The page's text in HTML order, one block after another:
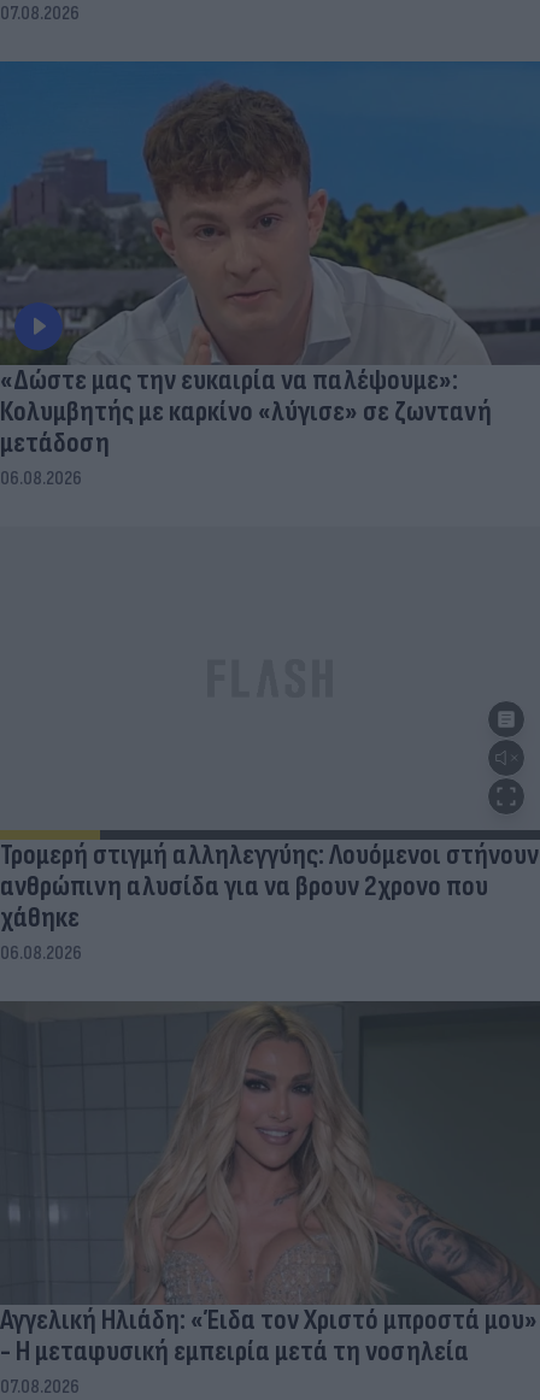
07.08.2026
«Δώστε μας την ευκαιρία να παλέψουμε»:
Κολυμβητής με καρκίνο «λύγισε» σε ζωντανή
μετάδοση
06.08.2026
Τρομερή στιγμή αλληλεγγύης: Λουόμενοι στήνουν
ανθρώπινη αλυσίδα για να βρουν 2χρονο που
χάθηκε
06.08.2026
Αγγελική Ηλιάδη: «Έιδα τον Χριστό μπροστά μου»
- Η μεταφυσική εμπειρία μετά τη νοσηλεία
07.08.2026